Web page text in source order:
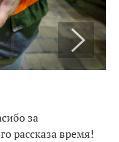
за
рассказа время!